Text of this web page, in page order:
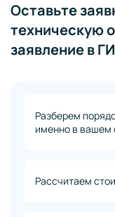
Оставьте
техническую
заявление в
Разберем
именно в вашем
Рассчитаем